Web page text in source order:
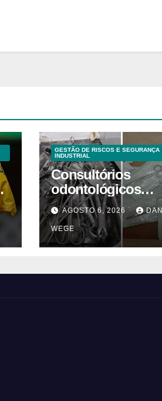
GESTÃO DE RISCOS E SEGURANÇA
INDUSTRIAL
Consultórios
odontológicos
interditados em
Campinas
2025
AGOSTO 6, 2026
WEGE